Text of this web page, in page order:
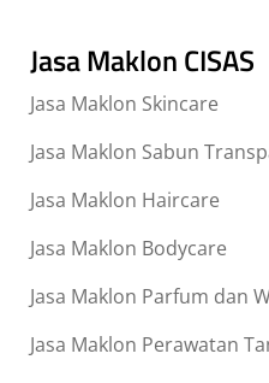
Jasa Maklon CISAS
Jasa Maklon Skincare
Jasa Maklon Sabun
Jasa Maklon Haircare
Jasa Maklon Bodycare
Jasa Maklon Parfum dan
Jasa Maklon Perawatan